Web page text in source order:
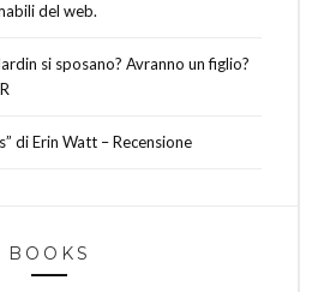
del web.
si sposano? Avranno un figlio?
di Erin Watt – Recensione
BOOKS